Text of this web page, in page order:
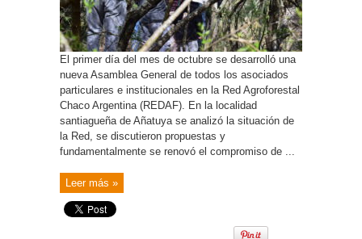
El primer día del mes de octubre se desarrolló una
nueva Asamblea General de todos los asociados
particulares e institucionales en la Red Agroforestal
Chaco Argentina (REDAF). En la localidad
santiagueña de Añatuya se analizó la situación de
la Red, se discutieron propuestas y
fundamentalmente se renovó el compromiso de ...
Leer más »